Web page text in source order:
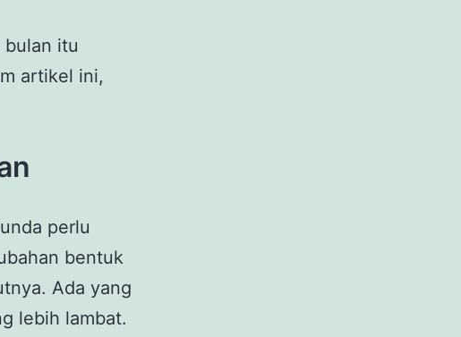
itu
artikel ini,
perlu
bentuk
Ada yang
lebih lambat.